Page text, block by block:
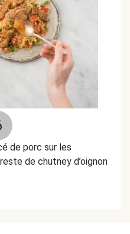
de porc sur les
de chutney d’oignon